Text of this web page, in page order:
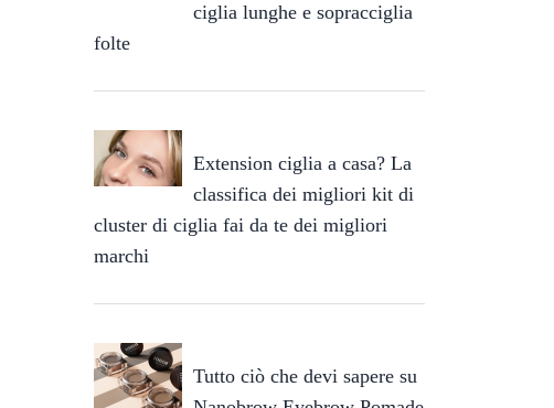
ciglia lunghe e sopracciglia
folte
Extension ciglia a casa? La
classifica dei migliori kit di
cluster di ciglia fai da te dei migliori
marchi
Tutto ciò che devi sapere su